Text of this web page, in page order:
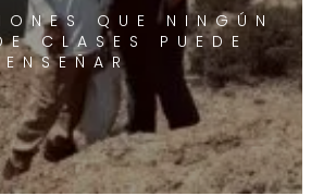
QUE NINGÚN
CLASES PUEDE
ENSEÑAR